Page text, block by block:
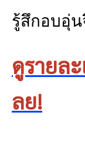
รู้สึกอบอุ่
ดูรายล
ลย!